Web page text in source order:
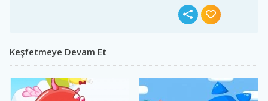
Keşfetmeye Devam Et